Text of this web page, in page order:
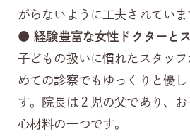
がらないように工夫されていま
●経験豊富な女性ドクターと
子どもの扱いに慣れたスタッ
めての診察でもゆっくりと優
す。院長は２児の父であり、
心材料の一つです。